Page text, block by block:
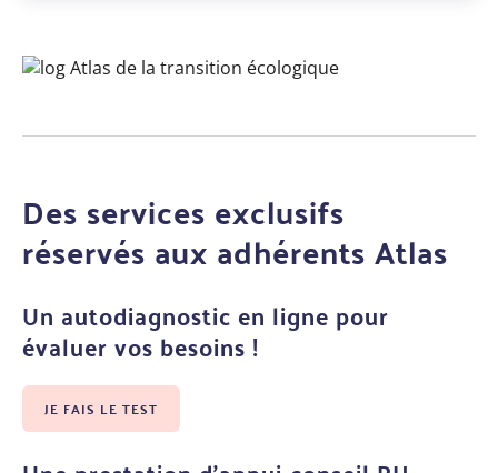
Des services exclusifs
réservés aux adhérents Atlas
Un autodiagnostic en ligne pour
évaluer vos besoins !
JE FAIS LE TEST